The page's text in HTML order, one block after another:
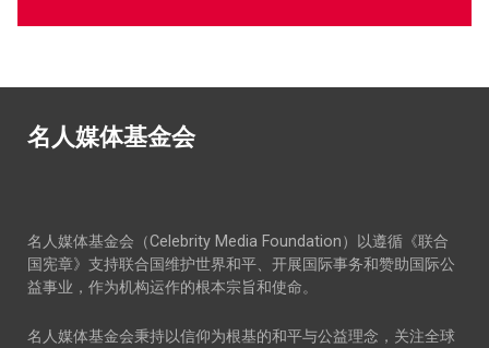
名人媒体基金会
名人媒体基金会（Celebrity Media Foundation）以遵循《联合
国宪章》支持联合国维护世界和平、开展国际事务和赞助国际公
益事业，作为机构运作的根本宗旨和使命。
名人媒体基金会秉持以信仰为根基的和平与公益理念，关注全球